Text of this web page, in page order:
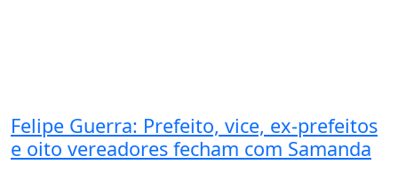
Felipe Guerra: Prefeito, vice, ex-prefeitos
e oito vereadores fecham com Samanda